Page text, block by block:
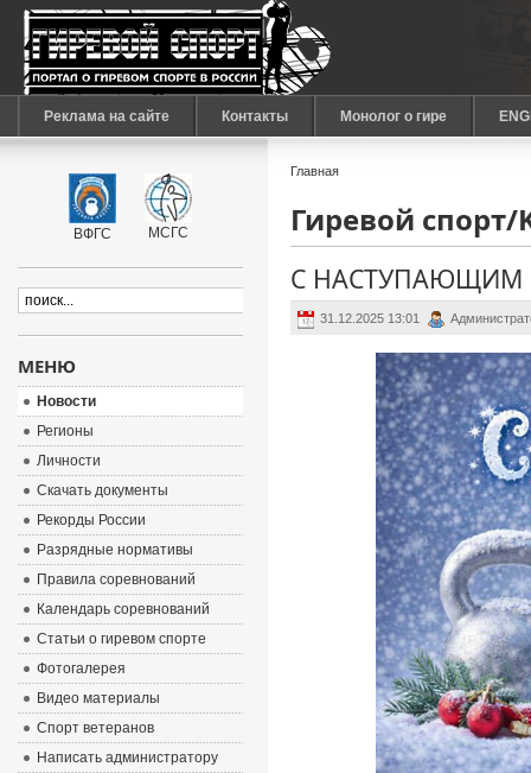
Реклама на сайте Контакты Монолог о гире
Главная
Гиревой
С НАСТУПАЮЩИМ
31.12.2025 13:01
ВФГС МСГС
МЕНЮ
Новости
Регионы
Личности
Скачать документы
Рекорды России
Разрядные нормативы
Правила соревнований
Календарь соревнований
Статьи о гиревом спорте
Фотогалерея
Видео материалы
Спорт ветеранов
Написать администратору